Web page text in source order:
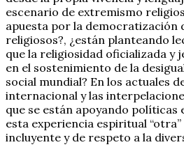
escenario de extremismo
apuesta por la democratización
religiosos?, ¿están planteando
que la religiosidad oficializada y
en el sostenimiento de la
social mundial? En los actuales
internacional y las
que se están apoyando políticas
esta experiencia espiritual
incluyente y de respeto a la